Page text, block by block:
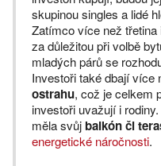
skupinou singles a lidé
Zatímco více než
za důležitou při volbě
mladých párů se
Investoři také dbají více
ostrahu, což je celkem
investoři uvažují i
měla svůjbalkón či
energetické náročnosti.